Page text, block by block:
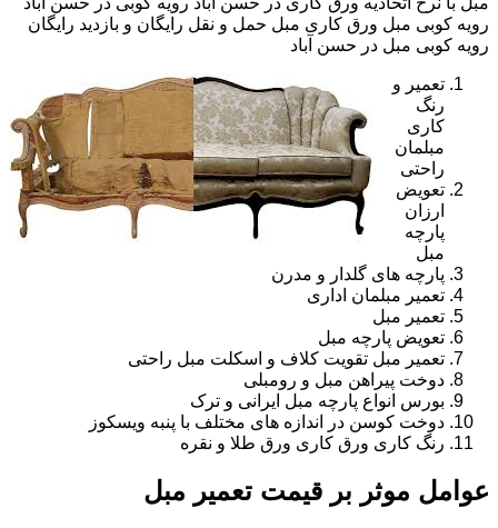
رویه کوبی مبل ورق کاری مبل حمل و نقل رایگان و بازدید رایگان
رویه کوبی مبل در حسن آباد
تعمیر و
رنگ
کاری
مبلمان
راحتی
تعویض
ارزان
پارچه
مبل
پارچه های گلدار و مدرن
تعمیر مبلمان اداری
تعمیر مبل
تعویض پارچه مبل
تعمیر مبل تقویت کلاف و اسکلت مبل راحتی
دوخت پیراهن مبل و رومبلی
بورس انواع پارچه مبل ایرانی و ترک
دوخت کوسن در اندازه های مختلف با پنبه ویسکوز
رنگ کاری ورق کاری ورق طلا و نقره
عوامل موثر بر قیمت تعمیر مبل